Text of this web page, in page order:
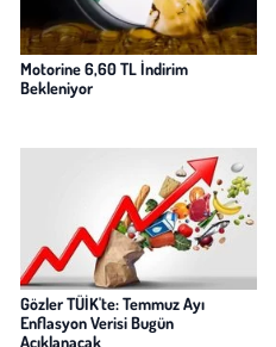
Motorine 6,60 TL İndirim
Bekleniyor
Gözler TÜİK'te: Temmuz Ayı
Enflasyon Verisi Bugün
Açıklanacak